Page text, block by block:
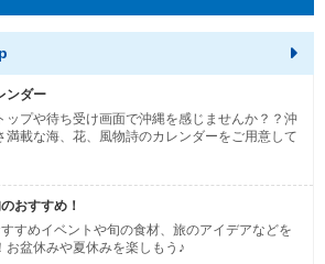
ンダー
ップや待ち受け画面で沖縄を感じませんか？？沖
満載な海、花、風物詩のカレンダーをご用意して
おすすめ！
すめイベントや旬の食材、旅のアイデアなどを
お盆休みや夏休みを楽しもう♪